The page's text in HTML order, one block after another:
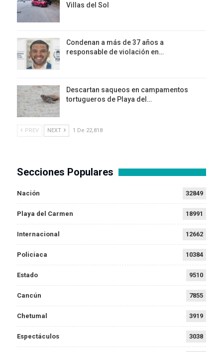
Villas del Sol
Condenan a más de 37 años a
responsable de violación en…
Descartan saqueos en campamentos
tortugueros de Playa del…
PREV NEXT 1 De 22,818
Secciones Populares
Nación 32849
Playa del Carmen 18991
Internacional 12662
Policiaca 10384
Estado 9510
Cancún 7855
Chetumal 3919
Espectáculos 3038